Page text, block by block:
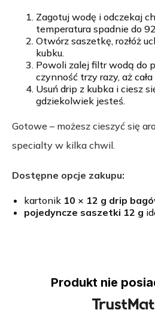
Zagotuj wodę i odczekaj
temperatura spadnie do
Otwórz saszetkę, rozłóż
kubku.
Powoli zalej filtr wodą do
czynność trzy razy, aż
Usuń drip z kubka i ciesz
gdziekolwiek jesteś.
Gotowe – możesz cieszyć się
specialty w kilka chwil.
Dostępne opcje zakupu:
kartonik 10 × 12 g drip
pojedyncze saszetki 12 g
Produkt nie